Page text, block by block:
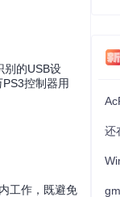
别的USB设
控制器用
工作，既避免